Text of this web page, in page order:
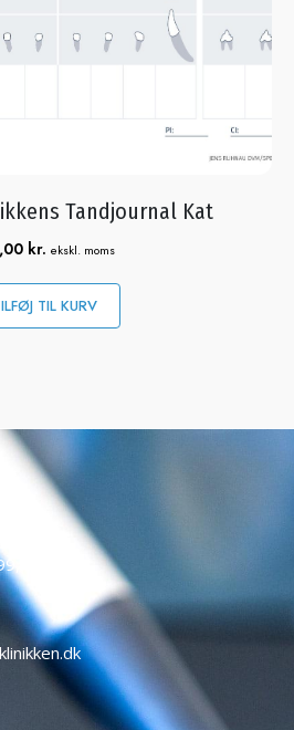
Tandjournal Kat
kr. ekskl. moms
TIL KURV